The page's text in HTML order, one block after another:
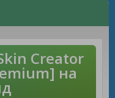
Creator
на